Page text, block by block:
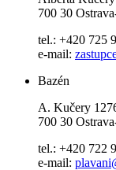
700 30
tel.: +420 725
e-mail:
Bazén
A. Kučery
700 30
tel.: +420 722
e-mail: